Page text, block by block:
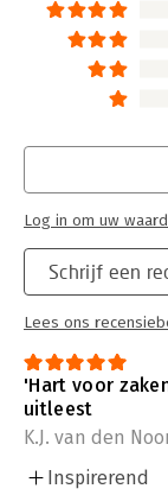
Schrijf een
Lees ons
Log in om uw
'Hart voor
uitleest
K.J. van den
Inspirerend